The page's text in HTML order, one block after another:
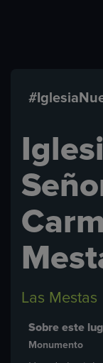
Las Mestas
Sobre este
Monumento